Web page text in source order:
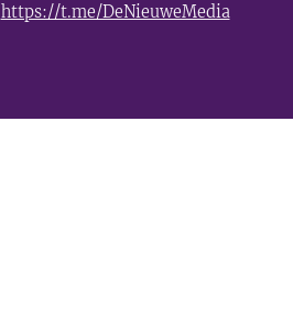
https://t.me/DeNieuweMedia